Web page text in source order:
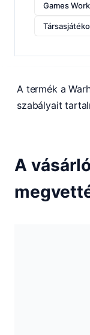
Games
A termék a
szabályait
A